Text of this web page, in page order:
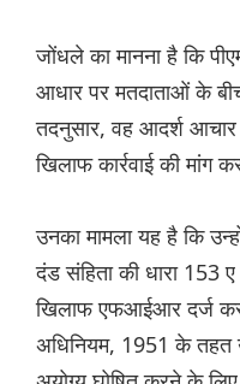
जोंधले का मानना है कि
आधार पर मतदाताओं के
तदनुसार, वह आदर्श
खिलाफ कार्रवाई की मांग
उनका मामला यह है कि
दंड संहिता की धारा 153
खिलाफ एफआईआर दर्ज
अधिनियम, 1951 के तहत